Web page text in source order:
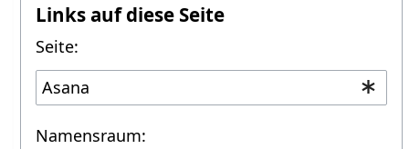
Links auf diese Seite
Seite:
Namensraum: